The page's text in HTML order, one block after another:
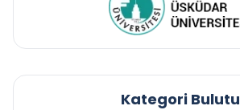
Kategori Bulutu